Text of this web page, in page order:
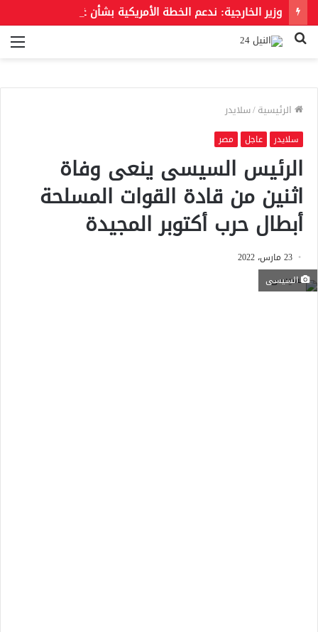
بحث
الرئيسية/سلايدر
سلايدر عاجل مصر
الرئيس السيسى ينعى وفاة
اثنين من قادة القوات المسلحة
أبطال حرب أكتوبر المجيدة
23 مارس، 2022
السيسى